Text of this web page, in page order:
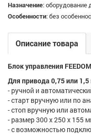
Назначение:оборудование
Особенности:без
Описание товара
Блок управления
Для привода 0,75 или 1,5
- ручной и
- старт вручную или по
- стоп вручную или
- размер 300 x 250 x 155
- с возможностью